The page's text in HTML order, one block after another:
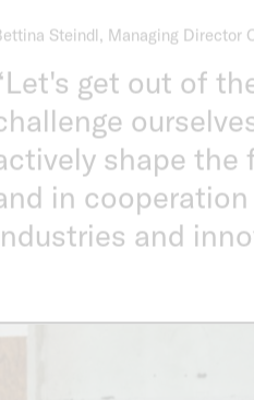
Steindl, Managing Director
get out of
shape the
in
and